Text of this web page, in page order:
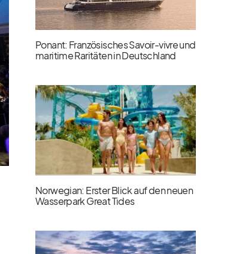
Ponant: Französisches Savoir-vivre und
maritime Raritäten in Deutschland
Norwegian: Erster Blick auf den neuen
Wasserpark Great Tides